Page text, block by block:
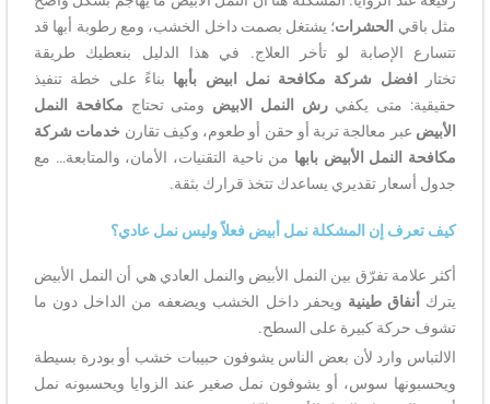
مثل باقي الحشرات؛ يشتغل بصمت داخل الخشب، ومع رطوبة أبها قد
تتسارع الإصابة لو تأخر العلاج. في هذا الدليل بنعطيك طريقة
تختار
افضل شركة مكافحة نمل ابيض بأبها بناءً على خطة تنفيذ
حقيقية: متى يكفيرش النمل الابيض ومتى تحتاج مكافحة النمل
الأبيض عبر معالجة تربة أو حقن أو طعوم، وكيف تقارن خدمات شركة
مكافحة النمل الأبيض بابها من ناحية التقنيات، الأمان، والمتابعة… مع
جدول أسعار تقديري يساعدك تتخذ قرارك بثقة.
كيف تعرف إن المشكلة نمل أبيض فعلاً وليس نمل عادي؟
أكثر علامة تفرّق بين النمل الأبيض والنمل العادي هي أن النمل الأبيض
يترك
أنفاق طينية ويحفر داخل الخشب ويضعفه من الداخل دون ما
تشوف حركة كبيرة على السطح.
الالتباس وارد لأن بعض الناس يشوفون حبيبات خشب أو بودرة بسيطة
ويحسبونها سوس، أو يشوفون نمل صغير عند الزوايا ويحسبونه نمل